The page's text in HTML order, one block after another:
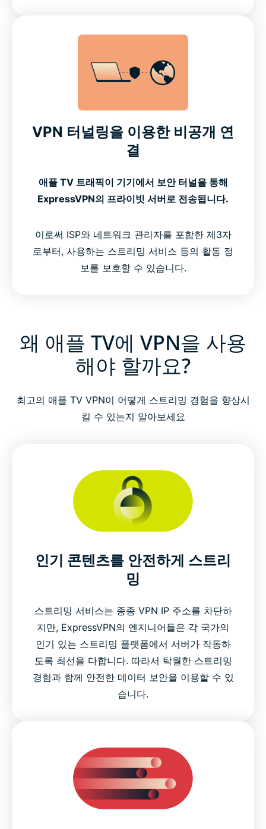
VPN 터널링을 이용한 비공개 연
결
애플 TV 트래픽이 기기에서 보안 터널을 통해
ExpressVPN의 프라이빗 서버로 전송됩니다.
이로써 ISP와 네트워크 관리자를 포함한 제3자
로부터, 사용하는 스트리밍 서비스 등의 활동 정
보를 보호할 수 있습니다.
왜 애플 TV에 VPN을 사용
해야 할까요?
최고의 애플 TV VPN이 어떻게 스트리밍 경험을 향상시
킬 수 있는지 알아보세요
인기 콘텐츠를 안전하게 스트리
밍
스트리밍 서비스는 종종 VPN IP 주소를 차단하
지만, ExpressVPN의 엔지니어들은 각 국가의
인기 있는 스트리밍 플랫폼에서 서버가 작동하
도록 최선을 다합니다. 따라서 탁월한 스트리밍
경험과 함께 안전한 데이터 보안을 이용할 수 있
습니다.